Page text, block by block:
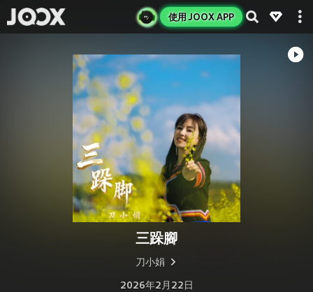
使用 JOOX APP
三跺腳
刀小娟
2026年2月22日